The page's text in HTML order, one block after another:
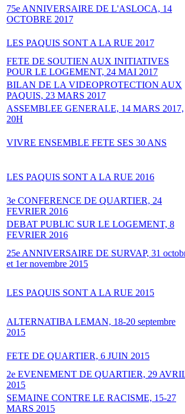
75e ANNIVERSAIRE DE L'ASLOCA, 14
OCTOBRE 2017
LES PAQUIS SONT A LA RUE 2017
FETE DE SOUTIEN AUX INITIATIVES
POUR LE LOGEMENT, 24 MAI 2017
BILAN DE LA VIDEOPROTECTION AUX
PAQUIS, 23 MARS 2017
ASSEMBLEE GENERALE, 14 MARS 2017,
20H
VIVRE ENSEMBLE FETE SES 30 ANS
LES PAQUIS SONT A LA RUE 2016
3e CONFERENCE DE QUARTIER, 24
FEVRIER 2016
DEBAT PUBLIC SUR LE LOGEMENT, 8
FEVRIER 2016
25e ANNIVERSAIRE DE SURVAP, 31
et 1er novembre 2015
LES PAQUIS SONT A LA RUE 2015
ALTERNATIBA LEMAN, 18-20 septembre
2015
FETE DE QUARTIER, 6 JUIN 2015
2e EVENEMENT DE QUARTIER, 29
2015
SEMAINE CONTRE LE RACISME, 15-27
MARS 2015